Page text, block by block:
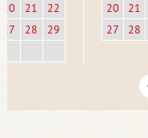
20
21
22
27
28 29
20
21
27
28